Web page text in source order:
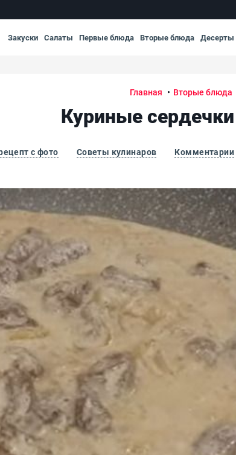
Закуски Салаты Первые блюда Вторые блюда Десерты
Главная Вторые блюда
Куриные
с фото Советы кулинаров Комментарии
в сливочно-чесночном соусе